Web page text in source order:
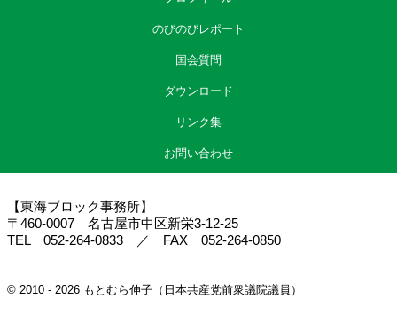
のびのびレポート
国会質問
ダウンロード
リンク集
お問い合わせ
【東海ブロック事務所】
〒460-0007 名古屋市中区新栄3-12-25
TEL 052-264-0833 ／ FAX 052-264-0850
© 2010 - 2026 もとむら伸子（日本共産党前衆議院議員）